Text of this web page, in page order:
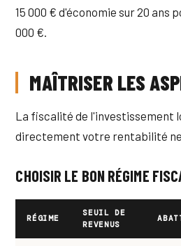
15 000 € d'économie sur 20 ans
000 €.
MAÎTRISER LES
La fiscalité de l'investissement
directement votre rentabilité
CHOISIR LE BON RÉGIME
RÉGIME
SEUIL DE
REVENUS